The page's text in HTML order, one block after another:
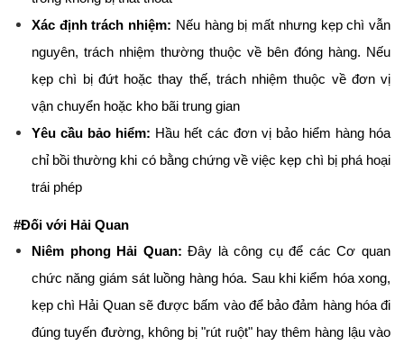
Xác định trách nhiệm: Nếu hàng bị mất nhưng kẹp chì vẫn
nguyên, trách nhiệm thường thuộc về bên đóng hàng. Nếu
kẹp chì bị đứt hoặc thay thế, trách nhiệm thuộc về đơn vị
vận chuyển hoặc kho bãi trung gian
Yêu cầu bảo hiểm: Hầu hết các đơn vị bảo hiểm hàng hóa
chỉ bồi thường khi có bằng chứng về việc kẹp chì bị phá hoại
trái phép
#Đối với Hải Quan
Niêm phong Hải Quan: Đây là công cụ để các Cơ quan
chức năng giám sát luồng hàng hóa. Sau khi kiểm hóa xong,
kẹp chì Hải Quan sẽ được bấm vào để bảo đảm hàng hóa đi
đúng tuyến đường, không bị "rút ruột" hay thêm hàng lậu vào